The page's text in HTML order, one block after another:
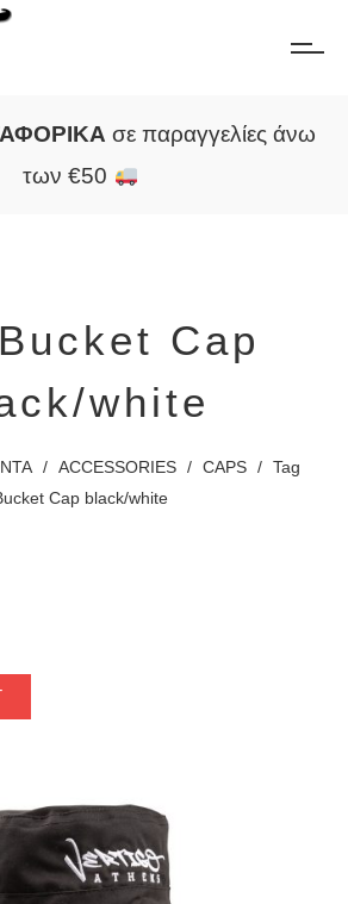
σε παραγγελίες άνω
των €50
Cap
white
/ ACCESSORIES / CAPS / Tag
Cap black/white